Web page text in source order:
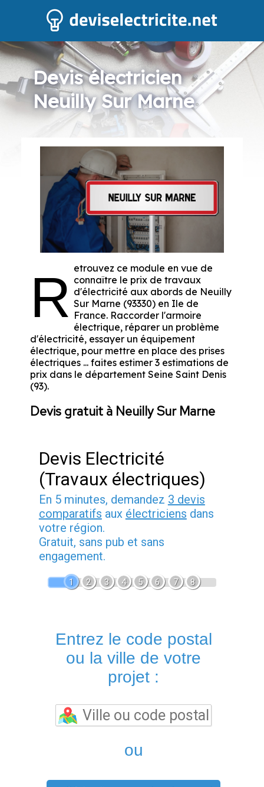
Devis électricien
Neuilly Sur Marne
R etrouvez ce module en vue de
connaître le prix de travaux
d'électricité aux abords de Neuilly
Sur Marne (93330) en Ile de
France. Raccorder l'armoire
électrique, réparer un problème
d'électricité, essayer un équipement
électrique, pour mettre en place des prises
électriques ... faites estimer 3 estimations de
prix dans le département Seine Saint Denis
(93).
Devis gratuit à Neuilly Sur Marne
Devis Electricité
(Travaux électriques)
En 5 minutes, demandez 3 devis
comparatifs aux électriciens dans
votre région.
Gratuit, sans pub et sans
engagement.
1 2 3 4 5 6 7 8
Entrez le code postal
ou la ville de votre
projet :
ou